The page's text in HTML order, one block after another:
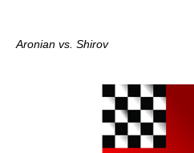
Aronian vs. Shirov